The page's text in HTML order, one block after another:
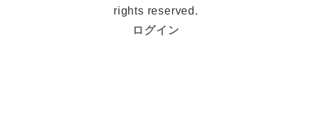
rights reserved.
ログイン